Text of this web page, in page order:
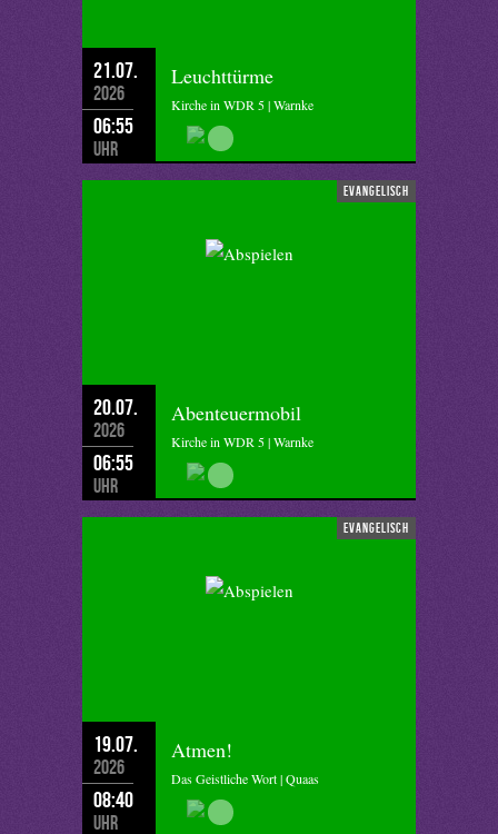
21.07.
2026
06:55
Uhr
Leuchttürme
Kirche in WDR 5 | Warnke
evangelisch
20.07.
2026
06:55
Uhr
Abenteuermobil
Kirche in WDR 5 | Warnke
evangelisch
19.07.
2026
08:40
Uhr
Atmen!
Das Geistliche Wort | Quaas